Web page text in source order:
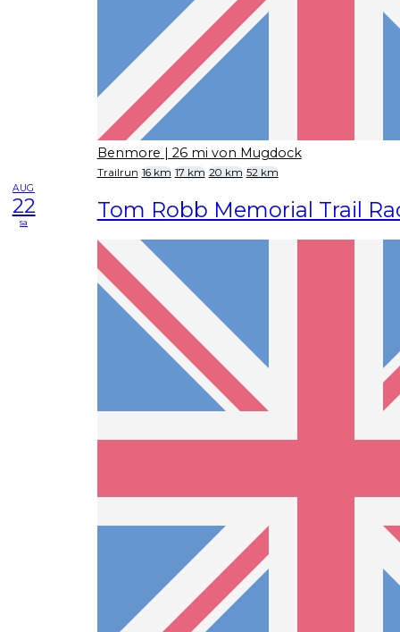
Benmore | 26 mi von Mugdock
Trailrun 16 km 17 km 20 km 52 km
AUG
22
sa Tom Robb Memorial Trail